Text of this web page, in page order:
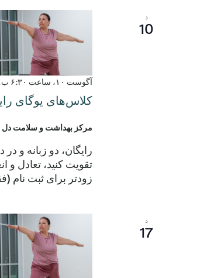
د
10
کلاس‌های یوگای
آگوست ۱۰، ساعت ۶:۳۰ ب.ظ
مرکز بهداشت و سلامت دل
رایگان، دو زبانه و
زودتر برای ثبت
د
17